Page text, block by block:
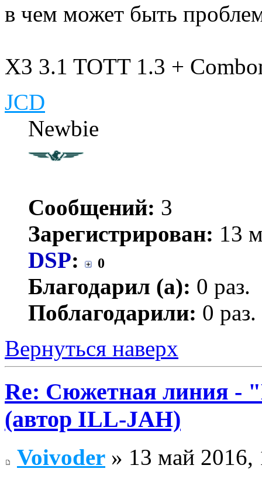
в чем может быть
X3 3.1 TOTT 1.3 +
JCD
Newbie
Сообщений: 3
Зарегистрирован: 13
DSP: 0
Благодарил (а): 0 раз.
Поблагодарили: 0 раз.
Вернуться наверх
Re: Сюжетная линия -
(автор ILL-JAH)
Voivoder » 13 май 2016,